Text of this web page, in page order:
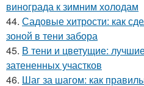
винограда к зимним холодам
44. Садовые хитрости: как
зоной в тени забора
45. В тени и цветущие:
затененных участков
46. Шаг за шагом: как